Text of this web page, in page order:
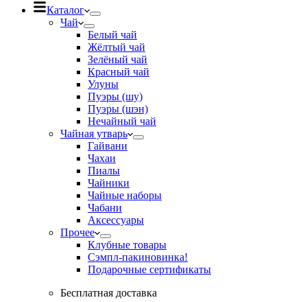
Каталог
Чай
Белый чай
Жёлтый чай
Зелёный чай
Красный чай
Улуны
Пуэры (шу)
Пуэры (шэн)
Нечайный чай
Чайная утварь
Гайвани
Чахаи
Пиалы
Чайники
Чайные наборы
Чабани
Аксессуары
Прочее
Клубные товары
Сэмпл-пакиновинка!
Подарочные сертификаты
Бесплатная доставка